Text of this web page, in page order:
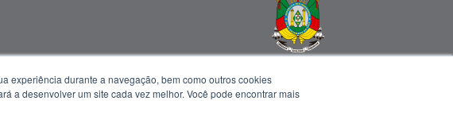
experiência durante a navegação, bem como outros cookies
a desenvolver um site cada vez melhor. Você pode encontrar mais